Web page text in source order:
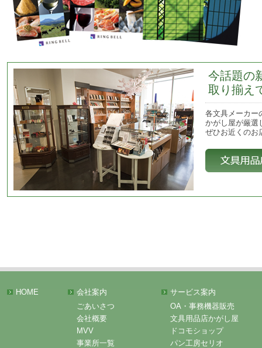
今話題の
取り揃え
各文具メーカー
かがし屋が厳選
ぜひお近くのお
HOME
会社案内
ごあいさつ
会社概要
MVV
事業所一覧
サービス案内
OA・事務機器販売
文具用品店かがし屋
ドコモショップ
パン工房セリオ